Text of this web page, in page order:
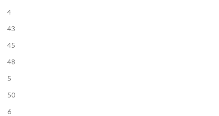
4
43
45
48
5
50
6